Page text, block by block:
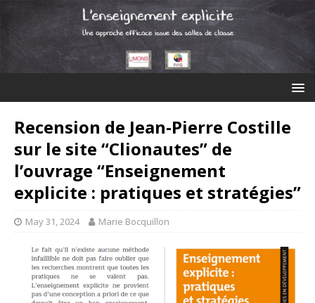
Recension de Jean-Pierre Costille
sur le site “Clionautes” de
l’ouvrage “Enseignement
explicite : pratiques et stratégies”
May 31, 2024 Marie Bocquillon